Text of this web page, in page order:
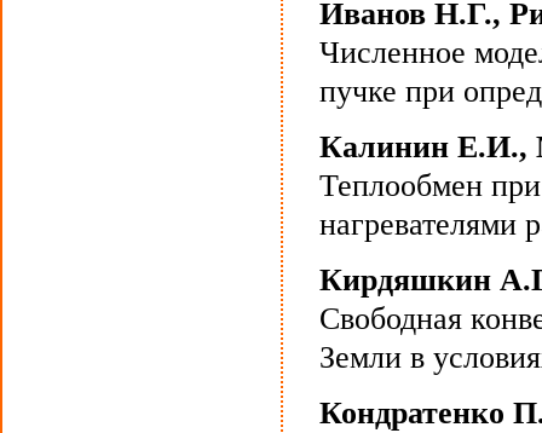
Иванов Н.Г.,
Численное
пучке при
Калинин Е.И.,
Теплообмен
нагревателями
Кирдяшкин
Свободная
Земли в
Кондратенко